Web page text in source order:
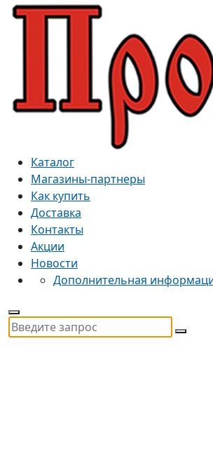
Каталог
Магазины-партнеры
Как купить
Доставка
Контакты
Акции
Новости
Дополнительная